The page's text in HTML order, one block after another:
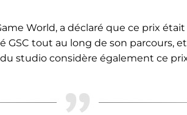
World, a déclaré que ce prix
GSC tout au long de son parcours,
studio considère également ce